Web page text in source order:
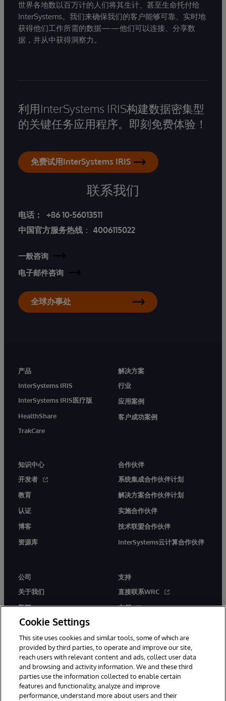
世界各地数以百万计的人们将其生计、甚至生命托付给
InterSystems。我们来确保我们的客户能够可靠、实时地
获得他们工作所需的数据——他们可以连接、分享数
据，并从中获得洞察力。
利用InterSystems IRIS构建数据密集型
的关键任务应用程序。即刻免费体验！
免费试用InterSystems IRIS
联系我们
电话：
+86 10-56013511
中国官方服务热线 ： 4006115022
一般咨询
电子邮件咨询
全球办事处
产品
InterSystems IRIS
InterSystems IRIS医疗版
HealthShare
TrakCare
解决方案
行业
应用案例
客户成功案例
知识中心
开发者
教育
认证
博客
资源库
合作伙伴
系统集成合作伙伴计划
解决方案合作伙伴计划
实施合作伙伴
技术联盟合作伙伴
InterSystems云计算合作伙伴
公司
关于我们
新闻
活动
工作机会
支持
直接联系WRC
文档
Cookie Settings
This site uses cookies and similar tools, some of which are
provided by third parties, to operate and improve our site,
reach users with relevant content and ads, collect user data
and browsing and activity information. We and these third
parties use the information collected to enable certain
features and functionality, analyze and improve
performance, understand more about users and their